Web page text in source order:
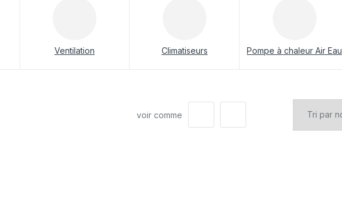
Ventilation Climatiseurs Pompe à chaleur Air Eau
voir comme